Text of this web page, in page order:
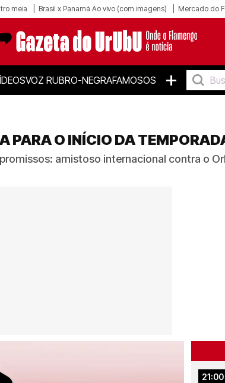
meia Brasil x Panamá Ao vivo (com imagens) Mercado do
VOZ RUBRO-NEGRAFAMOSOS +
PARA O INÍCIO DA
amistoso internacional contra o
21:00